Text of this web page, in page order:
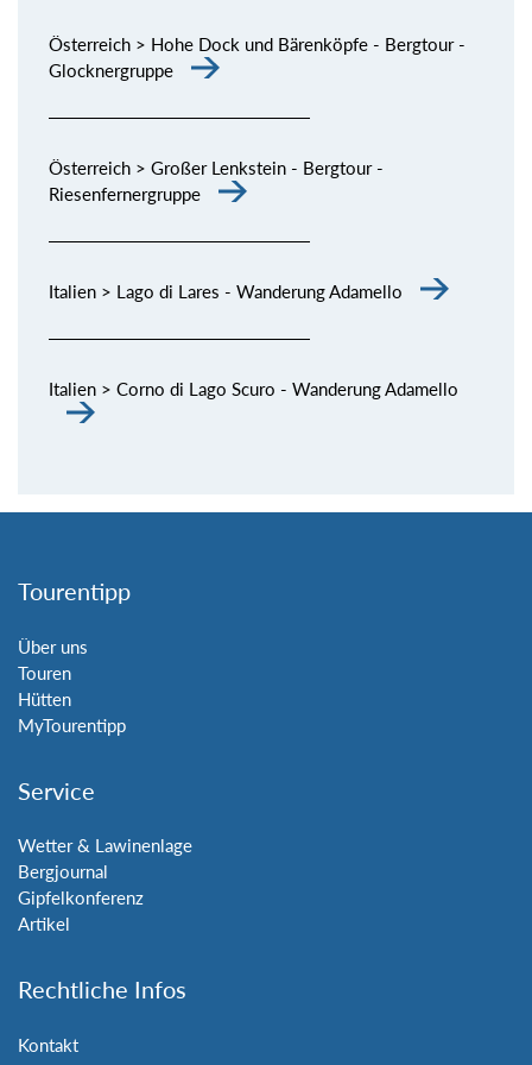
Österreich > Hohe Dock und Bärenköpfe - Bergtour -
Glocknergruppe
Österreich > Großer Lenkstein - Bergtour -
Riesenfernergruppe
Italien > Lago di Lares - Wanderung Adamello
Italien > Corno di Lago Scuro - Wanderung Adamello
Tourentipp
Über uns
Touren
Hütten
MyTourentipp
Service
Wetter & Lawinenlage
Bergjournal
Gipfelkonferenz
Artikel
Rechtliche Infos
Kontakt